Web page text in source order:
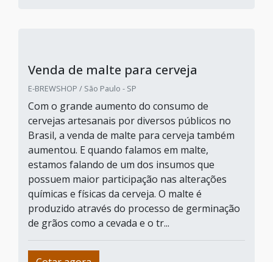
Venda de malte para cerveja
E-BREWSHOP / São Paulo - SP
Com o grande aumento do consumo de
cervejas artesanais por diversos públicos no
Brasil, a venda de malte para cerveja também
aumentou. E quando falamos em malte,
estamos falando de um dos insumos que
possuem maior participação nas alterações
químicas e físicas da cerveja. O malte é
produzido através do processo de germinação
de grãos como a cevada e o tr...